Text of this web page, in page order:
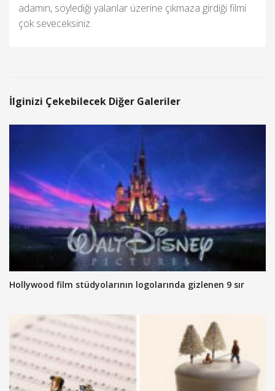
adamın, söylediği yalanlar üzerine çıkmaza girdiği filmi
çok seveceksiniz.
İlginizi Çekebilecek Diğer Galeriler
Hollywood film stüdyolarının logolarında gizlenen 9 sır